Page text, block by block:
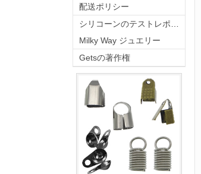
配送ポリシー
Milky Way ジュエリー
Getsの著作権